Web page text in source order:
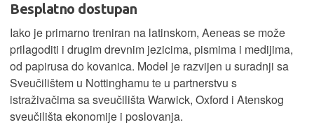
Besplatno dostupan
Iako je primarno treniran na latinskom, Aeneas se može
prilagoditi i drugim drevnim jezicima, pismima i medijima,
od papirusa do kovanica. Model je razvijen u suradnji sa
Sveučilištem u Nottinghamu te u partnerstvu s
istraživačima sa sveučilišta Warwick, Oxford i Atenskog
sveučilišta ekonomije i poslovanja.